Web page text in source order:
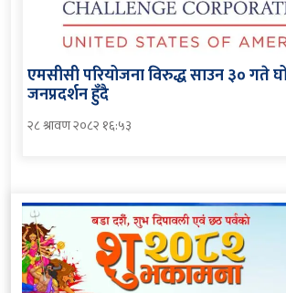
एमसीसी परियोजना विरुद्ध साउन ३० गते
जनप्रदर्शन हुँदै
२८ श्रावण २०८२ १६:५३